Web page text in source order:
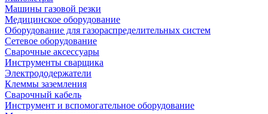
Машины газовой резки
Медицинское оборудование
Оборудование для газораспределительных систем
Сетевое оборудование
Сварочные аксессуары
Инструменты сварщика
Электрододержатели
Клеммы заземления
Сварочный кабель
Инструмент и вспомогательное оборудование